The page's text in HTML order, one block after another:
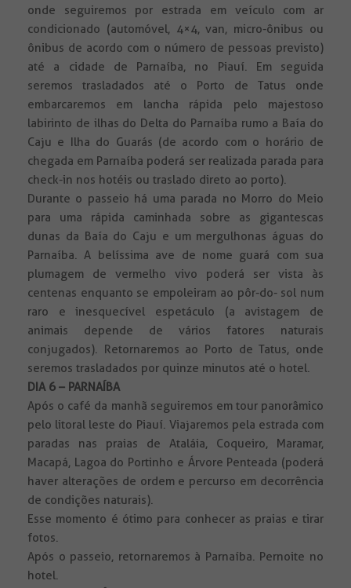
onde seguiremos por estrada em veículo com ar
condicionado (automóvel, 4×4, van, micro-ônibus ou
ônibus de acordo com o número de pessoas previsto)
até a cidade de Parnaíba, no Piauí. Em seguida
seremos trasladados até o Porto de Tatus onde
embarcaremos em lancha rápida pelo majestoso
labirinto de ilhas do Delta do Parnaíba rumo a Baía do
Caju e Ilha do Guarás (de acordo com o horário de
chegada em Parnaíba poderá ser realizada parada para
check-in nos hotéis ou traslado direto ao porto).
Durante o passeio há uma parada no Morro do Meio
para uma rápida caminhada sobre as gigantescas
dunas da Baía do Caju e um mergulhonas águas do
Parnaíba. A belíssima ave de nome guará com sua
plumagem de vermelho vivo poderá ser vista às
centenas enquanto se empoleiram ao pôr-do- sol num
raro e inesquecível espetáculo (a avistagem de
animais depende de vários fatores naturais
conjugados). Retornaremos ao Porto de Tatus, onde
seremos trasladados por quinze minutos até o hotel.
DIA 6 – PARNAÍBA
Após o café da manhã seguiremos em tour panorâmico
pelo litoral leste do Piauí. Viajaremos pela estrada com
paradas nas praias de Ataláia, Coqueiro, Maramar,
Macapá, Lagoa do Portinho e Árvore Penteada (poderá
haver alterações de ordem e percurso em decorrência
de condições naturais).
Esse momento é ótimo para conhecer as praias e tirar
fotos.
Após o passeio, retornaremos à Parnaíba. Pernoite no
hotel.